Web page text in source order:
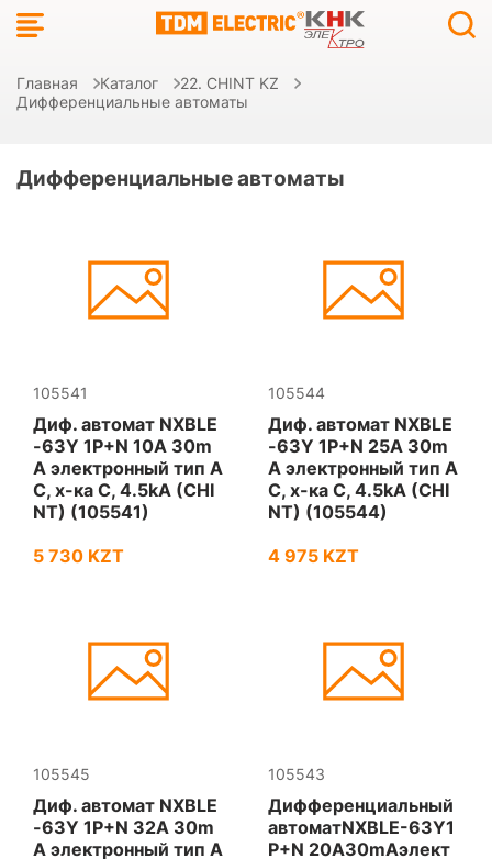
Главная Каталог
22. CHINT KZ
Дифференциальные автоматы
Дифференциальные автоматы
105541
Диф. автомат NXBLE
-63Y 1P+N 10А 30m
A электронный тип A
С, х-ка С, 4.5kA (CHI
NT) (105541)
5 730 KZT
105544
Диф. автомат NXBLE
-63Y 1P+N 25А 30m
A электронный тип A
С, х-ка С, 4.5kA (CHI
NT) (105544)
4 975 KZT
105545
Диф. автомат NXBLE
-63Y 1P+N 32А 30m
A электронный тип A
105543
Дифференциальный
автоматNXBLE-63Y1
P+N 20А30mAэлект